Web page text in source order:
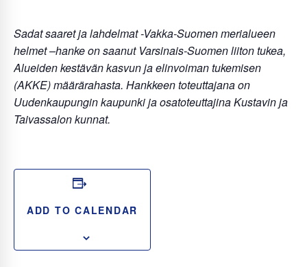
Sadat saaret ja lahdelmat -Vakka-Suomen merialueen
helmet –hanke on saanut Varsinais-Suomen liiton tukea,
Alueiden kestävän kasvun ja elinvoiman tukemisen
(AKKE) määrärahasta. Hankkeen toteuttajana on
Uudenkaupungin kaupunki ja osatoteuttajina Kustavin ja
Taivassalon kunnat.
ADD TO CALENDAR